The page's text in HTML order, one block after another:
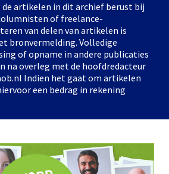
artikelen in dit archief berust bij
of freelance-
van delen van artikelen is
bronvermelding. Volledige
of opname in andere publicaties
na overleg met de hoofdredacteur
Indien het gaat om artikelen
een bedrag in rekening